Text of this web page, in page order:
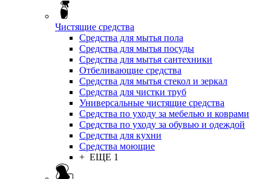
Чистящие средства
Средства для мытья пола
Средства для мытья посуды
Средства для мытья сантехники
Отбеливающие средства
Средства для мытья стекол и зеркал
Средства для чистки труб
Универсальные чистящие средства
Средства по уходу за мебелью и коврами
Средства по уходу за обувью и одеждой
Средства для кухни
Средства моющие
+ ЕЩЕ 1